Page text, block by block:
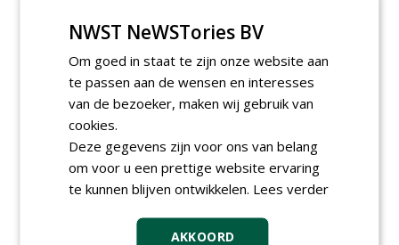
Nederland B.V.
Groeiplaats specialist bij
Boomtotaalzorg32-40 uur
30-07-2026, Schalkwijk
Boomtotaalzorg24-40 uur
30-07-2026, Schalkwijk
NWST NeWSTories BV
Om goed in staat te zijn onze website aan
te passen aan de wensen en interesses
van de bezoeker, maken wij gebruik van
cookies.
Deze gegevens zijn voor ons van belang
om voor u een prettige website ervaring
te kunnen blijven ontwikkelen. Lees verder
AKKOORD